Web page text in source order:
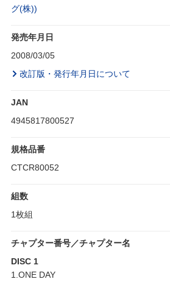
グ(株))
発売年月日
2008/03/05
改訂版・発行年月日について
JAN
4945817800527
規格品番
CTCR80052
組数
1枚組
チャプター番号／チャプター名
DISC 1
1.ONE DAY